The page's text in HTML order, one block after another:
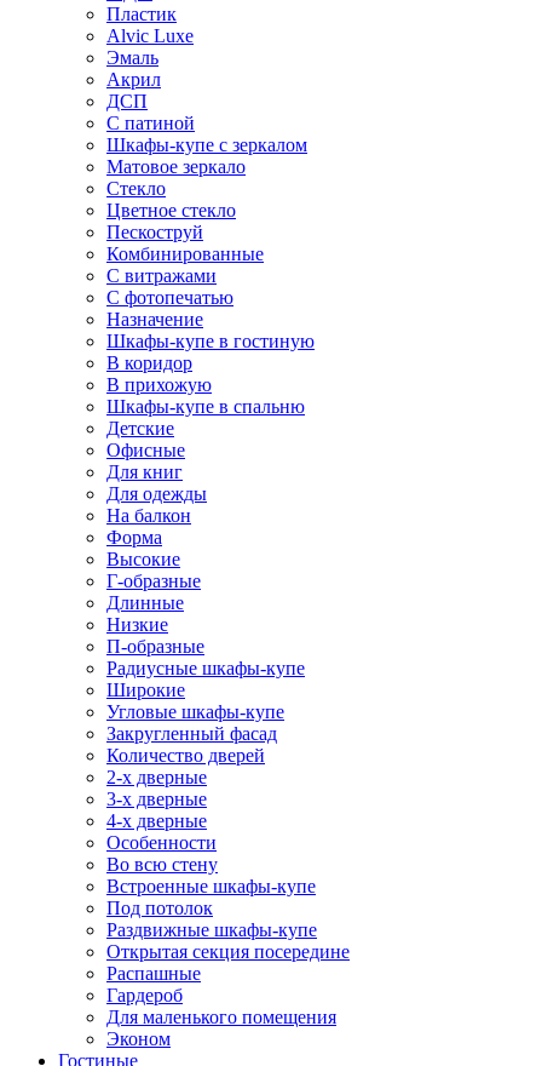
Пластик
Alvic Luxe
Эмаль
Акрил
ДСП
С патиной
Шкафы-купе с зеркалом
Матовое зеркало
Стекло
Цветное стекло
Пескоструй
Комбинированные
С витражами
С фотопечатью
Назначение
Шкафы-купе в гостиную
В коридор
В прихожую
Шкафы-купе в спальню
Детские
Офисные
Для книг
Для одежды
На балкон
Форма
Высокие
Г-образные
Длинные
Низкие
П-образные
Радиусные шкафы-купе
Широкие
Угловые шкафы-купе
Закругленный фасад
Количество дверей
2-х дверные
3-х дверные
4-х дверные
Особенности
Во всю стену
Встроенные шкафы-купе
Под потолок
Раздвижные шкафы-купе
Открытая секция посередине
Распашные
Гардероб
Для маленького помещения
Эконом
Гостиные